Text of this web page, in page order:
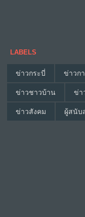
LABELS
ข่าวกระบี่ ข่าวก
ข่าวชาวบ้าน ข่า
ข่าวสังคม ผู้สนับ